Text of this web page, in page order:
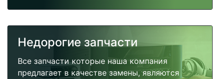
Недорогие запчасти
Все запчасти которые наша компания
предлагает в качестве замены, являются